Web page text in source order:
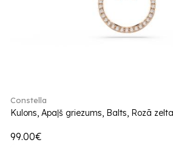
Constella
Kulons, Apaļš griezums, Balts, Rozā
99.00€